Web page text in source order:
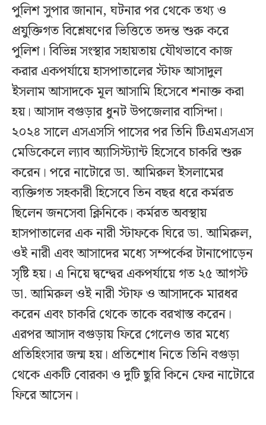
পুলিশ সুপার জানান, ঘটনার পর থেকে তথ্য ও
প্রযুক্তিগত বিশ্লেষণের ভিত্তিতে তদন্ত শুরু করে
পুলিশ। বিভিন্ন সংস্থার সহায়তায় যৌথভাবে কাজ
করার একপর্যায়ে হাসপাতালের স্টাফ আসাদুল
ইসলাম আসাদকে মূল আসামি হিসেবে শনাক্ত করা
হয়। আসাদ বগুড়ার ধুনট উপজেলার বাসিন্দা।
২০২৪ সালে এসএসসি পাসের পর তিনি টিএমএসএস
মেডিকেলে ল্যাব অ্যাসিস্ট্যান্ট হিসেবে চাকরি শুরু
করেন। পরে নাটোরে ডা. আমিরুল ইসলামের
ব্যক্তিগত সহকারী হিসেবে তিন বছর ধরে কর্মরত
ছিলেন জনসেবা ক্লিনিকে। কর্মরত অবস্থায়
হাসপাতালের এক নারী স্টাফকে ঘিরে ডা. আমিরুল,
ওই নারী এবং আসাদের মধ্যে সম্পর্কের টানাপোড়েন
সৃষ্টি হয়। এ নিয়ে দ্বন্দ্বের একপর্যায়ে গত ২৫ আগস্ট
ডা. আমিরুল ওই নারী স্টাফ ও আসাদকে মারধর
করেন এবং চাকরি থেকে তাকে বরখাস্ত করেন।
এরপর আসাদ বগুড়ায় ফিরে গেলেও তার মধ্যে
প্রতিহিংসার জন্ম হয়। প্রতিশোধ নিতে তিনি বগুড়া
থেকে একটি বোরকা ও দুটি ছুরি কিনে ফের নাটোরে
ফিরে আসেন।